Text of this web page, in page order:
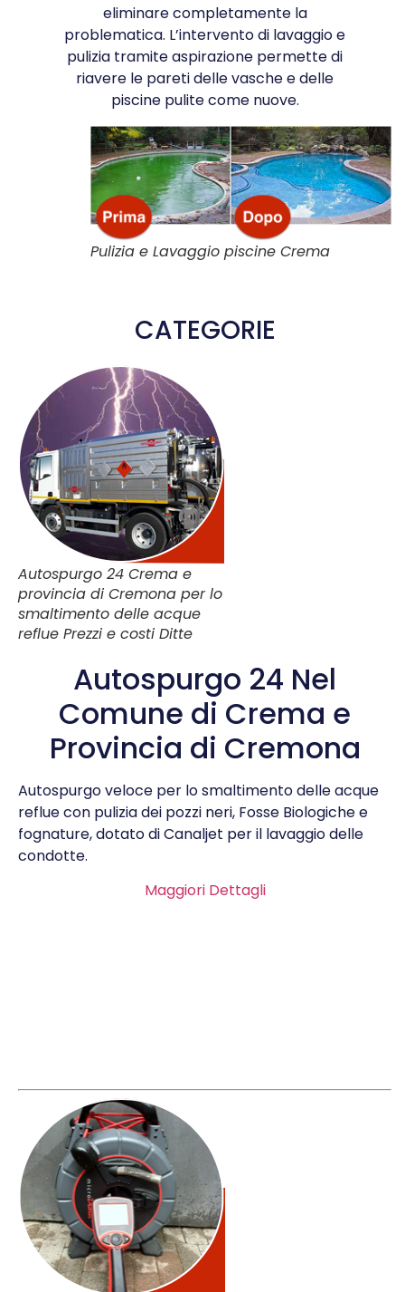
eliminare completamente la
problematica. L’intervento di lavaggio e
pulizia tramite aspirazione permette di
riavere le pareti delle vasche e delle
piscine pulite come nuove.
Pulizia e Lavaggio piscine Crema
CATEGORIE
Autospurgo 24 Crema e
provincia di Cremona per lo
smaltimento delle acque
reflue Prezzi e costi Ditte
Autospurgo 24 Nel
Comune di Crema e
Provincia di Cremona
Autospurgo veloce per lo smaltimento delle acque
reflue con pulizia dei pozzi neri, Fosse Biologiche e
fognature, dotato di Canaljet per il lavaggio delle
condotte.
Maggiori Dettagli